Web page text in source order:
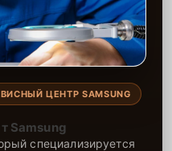
ЦЕНТР SAMSUNG
Samsung
специализируется